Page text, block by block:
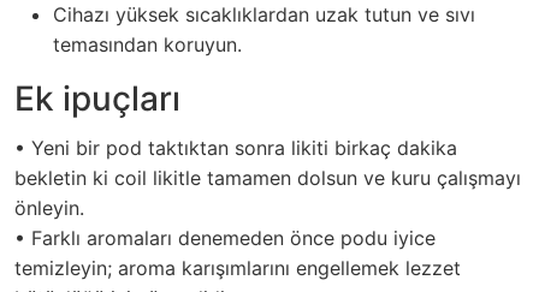
Cihazı yüksek sıcaklıklardan uzak tutun ve sıvı
temasından koruyun.
Ek ipuçları
• Yeni bir pod taktıktan sonra likiti birkaç dakika
bekletin ki coil likitle tamamen dolsun ve kuru çalışmayı
önleyin.
• Farklı aromaları denemeden önce podu iyice
temizleyin; aroma karışımlarını engellemek lezzet